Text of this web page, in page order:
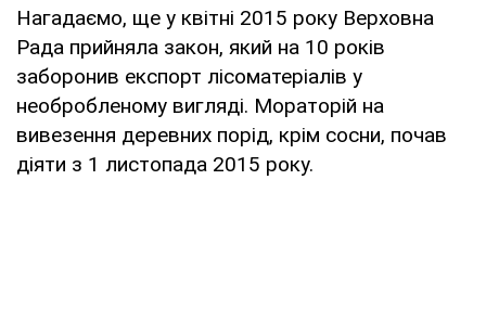
Нагадаємо, ще у квітні 2015 року Верховна
Рада прийняла закон, який на 10 років
заборонив експорт лісоматеріалів у
необробленому вигляді. Мораторій на
вивезення деревних порід, крім сосни, почав
діяти з 1 листопада 2015 року.